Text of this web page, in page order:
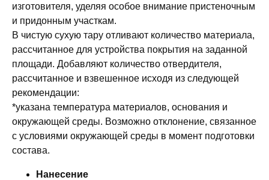
изготовителя, уделяя особое внимание пристеночным
и придонным участкам.
В чистую сухую тару отливают количество материала,
рассчитанное для устройства покрытия на заданной
площади. Добавляют количество отвердителя,
рассчитанное и взвешенное исходя из следующей
рекомендации:
*указана температура материалов, основания и
окружающей среды. Возможно отклонение, связанное
с условиями окружающей среды в момент подготовки
состава.
Нанесение